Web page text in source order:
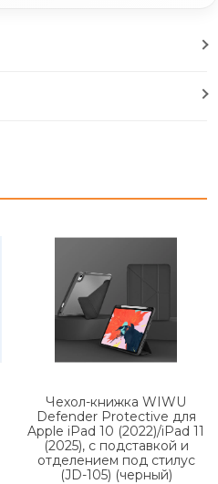
Чехол-книжка WIWU
Defender Protective для
Apple iPad 10 (2022)/iPad 11
(2025), с подставкой и
отделением под стилус
(JD-105) (черный)